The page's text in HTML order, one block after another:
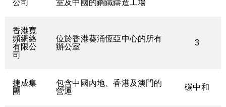
公司 室及中國的鋼鐵鑄造工場
香港寬
頻網絡
有限公
司
位於香港葵涌恆亞中心的所有
辦公室
3
捷成集
團
包含中國內地、香港及澳門的
營運
碳中和